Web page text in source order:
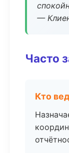
—
Часто
Кто